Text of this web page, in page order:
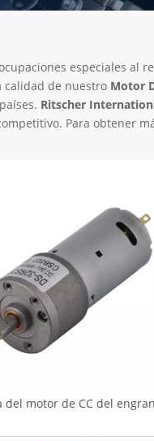
especiales al
calidad de nuestro Motor
Ritscher
Para obtener
del motor de CC del